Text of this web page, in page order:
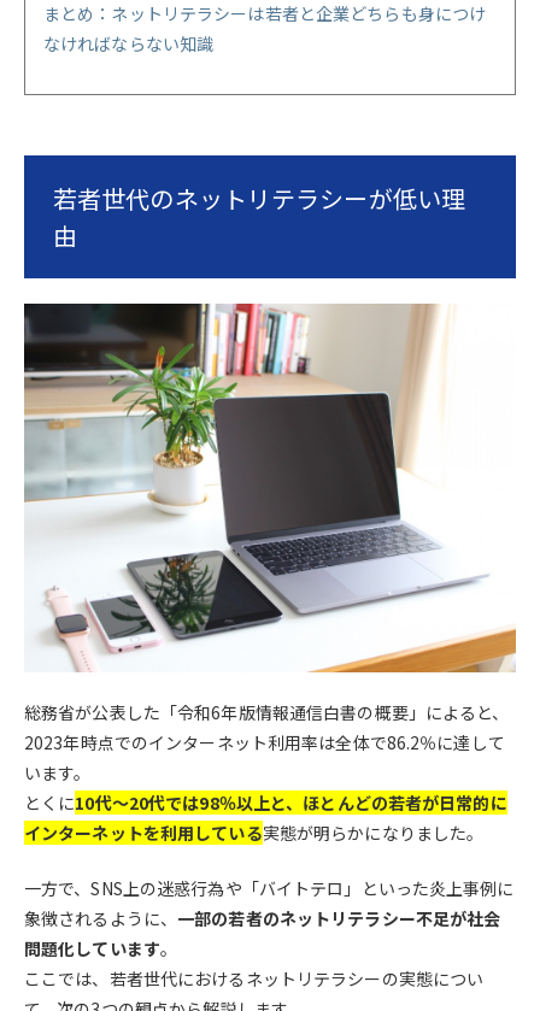
まとめ：ネットリテラシーは若者と企業どちらも身につけ
なければならない知識
若者世代のネットリテラシーが低い理
由
総務省が公表した「令和6年版情報通信白書の概要」によると、
2023年時点でのインターネット利用率は全体で86.2％に達して
います。
とくに10代〜20代では98％以上と、ほとんどの若者が日常的に
インターネットを利用している実態が明らかになりました。
一方で、SNS上の迷惑行為や「バイトテロ」といった炎上事例に
象徴されるように、 一部の若者のネットリテラシー不足が社会
問題化しています。
ここでは、若者世代におけるネットリテラシーの実態につい